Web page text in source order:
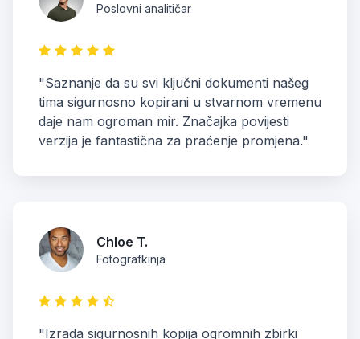
Poslovni analitičar
"Saznanje da su svi ključni dokumenti našeg
tima sigurnosno kopirani u stvarnom vremenu
daje nam ogroman mir. Značajka povijesti
verzija je fantastična za praćenje promjena."
Chloe T.
Fotografkinja
"Izrada sigurnosnih kopija ogromnih zbirki